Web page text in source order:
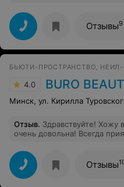
Отзывы9
БЬЮТИ-ПРОСТРАНСТВО,
4.0 BURO
Минск, ул. Кирилла
Отзыв. Здравствуйте! Хожу
очень довольна! Всегда
на высшем уровне) Была
маникюра и всегда остаюсь
демократичные, поэтому
посещению этот
Отзывы